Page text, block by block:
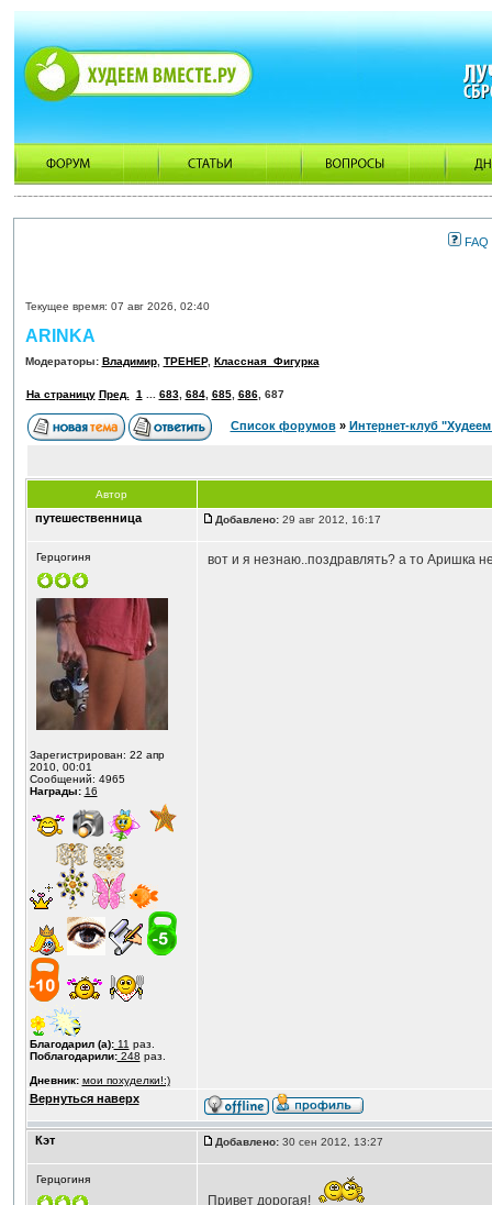
FAQ
Текущее время: 07 авг 2026, 02:40
ARINKA
Модераторы: Владимир, ТРЕНЕР, Классная_Фигурка
На страницу Пред. 1 683, 684, 685, 686, 687
Список форумов» Интернет-клуб
Автор
путешественница Добавлено:29 авг 2012, 16:17
Герцогиня
Зарегистрирован: 22 апр
2010, 00:01
Сообщений: 4965
Награды: 16
Благодарил (а):11 раз.
Поблагодарили:248 раз.
Дневник: мои похуделки!:)
вот и я незнаю..поздравлять? а то Аришка
Вернуться наверх
Кэт Добавлено:30 сен 2012, 13:27
Герцогиня
Привет дорогая!